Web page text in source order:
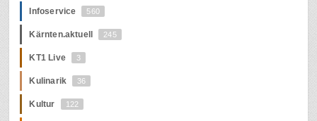
Infoservice 560
Kärnten.aktuell 245
KT1 Live 3
Kulinarik 36
Kultur 122